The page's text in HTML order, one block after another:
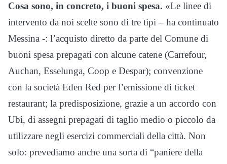
Cosa sono, in concreto, i buoni spesa. «Le linee di
intervento da noi scelte sono di tre tipi – ha continuato
Messina -: l’acquisto diretto da parte del Comune di
buoni spesa prepagati con alcune catene (Carrefour,
Auchan, Esselunga, Coop e Despar); convenzione
con la società Eden Red per l’emissione di ticket
restaurant; la predisposizione, grazie a un accordo con
Ubi, di assegni prepagati di taglio medio o piccolo da
utilizzare negli esercizi commerciali della città. Non
solo: prevediamo anche una sorta di “paniere della